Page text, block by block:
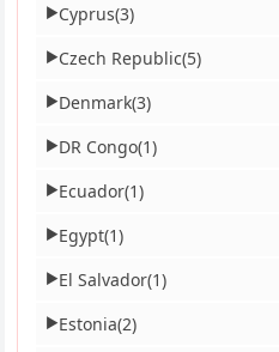
▶Cyprus(3)
▶Czech Republic(5)
▶Denmark(3)
▶DR Congo(1)
▶Ecuador(1)
▶Egypt(1)
▶El Salvador(1)
▶Estonia(2)